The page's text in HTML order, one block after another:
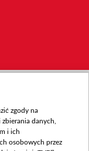
zgody na
danych,
i ich
osobowych przez